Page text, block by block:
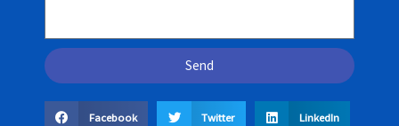
Send
Facebook Twitter LinkedIn